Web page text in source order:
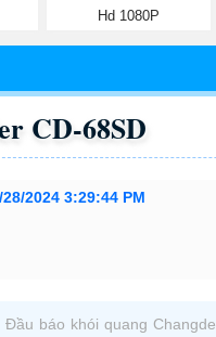
Hd 1080P
CD-68SD
28/2024 3:29:44 PM
Đầu báo khói quang